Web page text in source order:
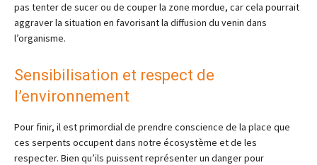
pas tenter de sucer ou de couper la zone mordue, car cela pourrait
aggraver la situation en favorisant la diffusion du venin dans
l’organisme.
Sensibilisation et respect de
l’environnement
Pour finir, il est primordial de prendre conscience de la place que
ces serpents occupent dans notre écosystème et de les
respecter. Bien qu’ils puissent représenter un danger pour